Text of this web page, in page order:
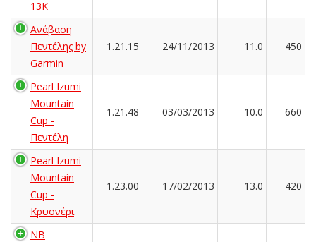
13K
Ανάβαση
Πεντέλης by
Garmin
1.21.15 24/11/2013 11.0 450
Pearl Izumi
Mountain
Cup -
Πεντέλη
1.21.48 03/03/2013 10.0 660
Pearl Izumi
Mountain
Cup -
Κρυονέρι
1.23.00 17/02/2013 13.0 420
NB